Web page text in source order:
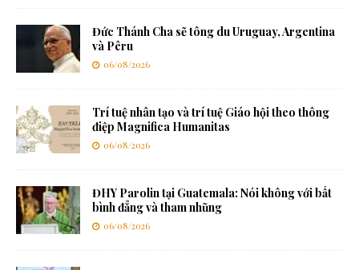
Đức Thánh Cha sẽ tông du Uruguay, Argentina
và Pêru
06/08/2026
Trí tuệ nhân tạo và trí tuệ Giáo hội theo thông
điệp Magnifica Humanitas
06/08/2026
ĐHY Parolin tại Guatemala: Nói không với bất
bình đẳng và tham nhũng
06/08/2026